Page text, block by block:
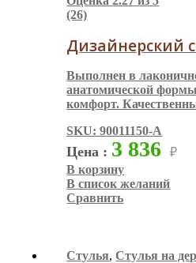
(26)
Дизайнерский
Выполнен в
анатомической
комфорт.
SKU: 90011150-A
Цена : 3 836
₽
В корзину
В список желаний
Сравнить
Стулья,Стулья на